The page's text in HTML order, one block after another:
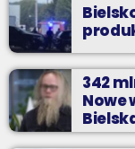
342
Nowe